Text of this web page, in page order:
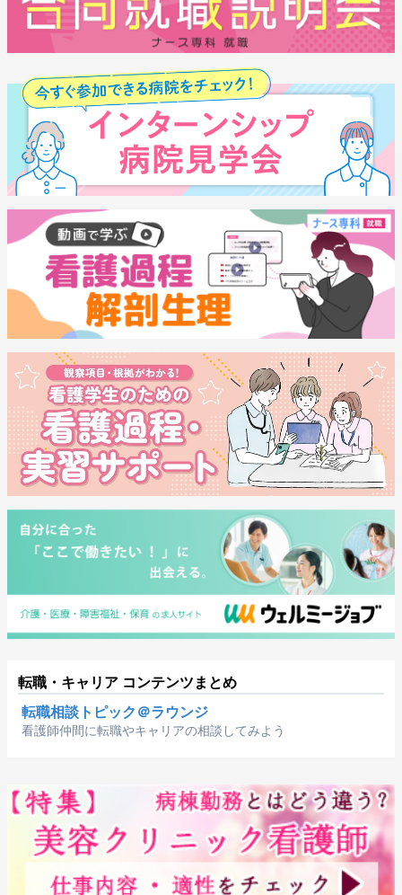
転職・キャリア コンテンツまとめ
転職相談トピック＠ラウンジ
看護師仲間に転職やキャリアの相談してみよう